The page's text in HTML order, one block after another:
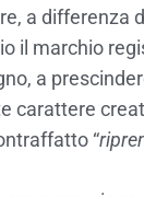
a differenza
il marchio
a
carattere
“